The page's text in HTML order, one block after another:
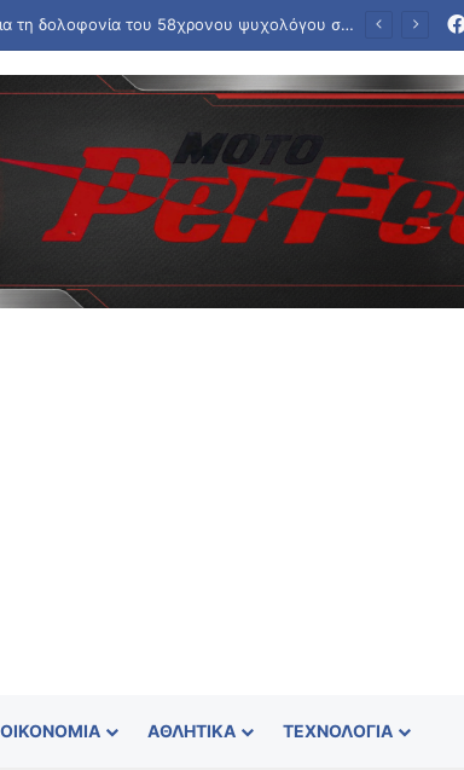
Θεμέλια αρχαίας γέφυρας, πολεμικά πλοία και μαμούθ αναδύθηκαν στον Δούναβη λόγω της χαμηλής στάθμης
ΟΙΚΟΝΟΜΊΑ ΑΘΛΗΤΙΚΆ ΤΕΧΝΟΛΟΓΊΑ